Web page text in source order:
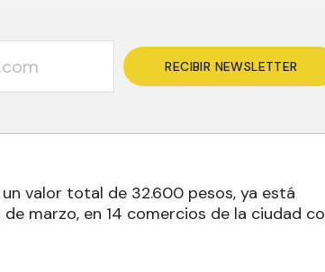
RECIBIR NEWSLETTER
valor total de 32.600 pesos, ya está
marzo, en 14 comercios de la ciudad